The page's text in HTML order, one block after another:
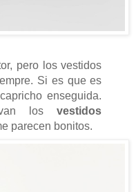
pero los vestidos
Si es que es
enseguida.
losvestidos
parecen bonitos.